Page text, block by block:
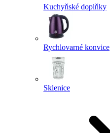
Kuchyňské doplňky
Rychlovarné konvice
Sklenice